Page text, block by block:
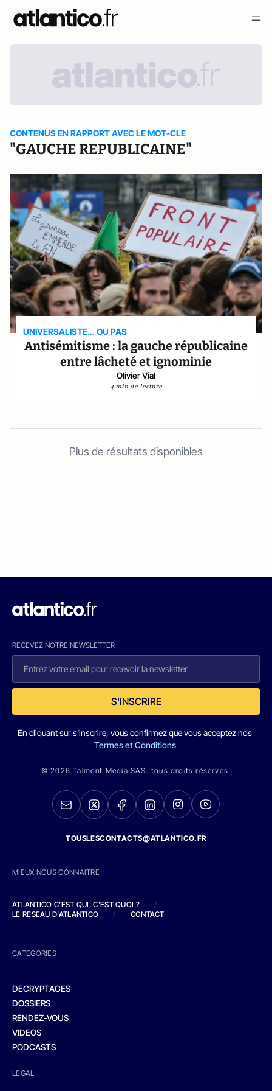
CONTENUS EN RAPPORT AVEC LE MOT-CLE
"GAUCHE REPUBLICAINE"
UNIVERSALISTE... OU PAS
Antisémitisme : la gauche républicaine
entre lâcheté et ignominie
Olivier Vial
4 min de lecture
Plus de résultats disponibles
RECEVEZ NOTRE NEWSLETTER
S'INSCRIRE
En cliquant sur s'inscrire, vous confirmez que vous acceptez nos
Termes et Conditions
© 2026 Talmont Media SAS. tous droits réservés.
TOUSLESCONTACTS@ATLANTICO.FR
MIEUX NOUS CONNAITRE
ATLANTICO C'EST QUI, C'EST QUOI ?
/
LE RESEAU D'ATLANTICO
/ CONTACT
CATEGORIES
DECRYPTAGES
DOSSIERS
RENDEZ-VOUS
VIDEOS
PODCASTS
LEGAL